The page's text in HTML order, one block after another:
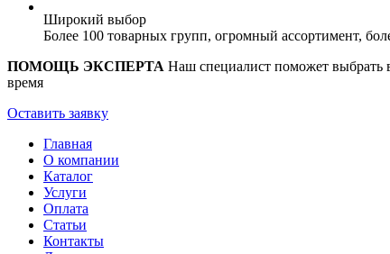
Широкий выбор
Более 100 товарных групп, огромный ассортимент,
ПОМОЩЬ ЭКСПЕРТА Наш специалист поможет выбрать
время
Оставить заявку
Главная
О компании
Каталог
Услуги
Оплата
Статьи
Контакты